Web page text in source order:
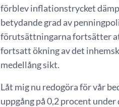
förblev inflationstrycket
betydande grad av
förutsättningarna fortsätter
fortsatt ökning av det
medellång sikt.
Låt mig nu redogöra för vår
uppgång på 0,2 procent